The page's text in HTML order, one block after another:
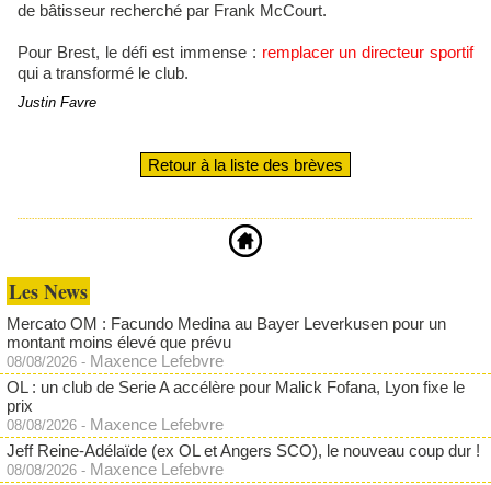
de bâtisseur recherché par Frank McCourt.
Pour Brest, le défi est immense : remplacer un directeur sportif
qui a transformé le club.
Justin Favre
Retour à la liste des brèves
Les News
Mercato OM : Facundo Medina au Bayer Leverkusen pour un
montant moins élevé que prévu
08/08/2026 - Maxence Lefebvre
OL : un club de Serie A accélère pour Malick Fofana, Lyon fixe le
prix
08/08/2026 - Maxence Lefebvre
Jeff Reine-Adélaïde (ex OL et Angers SCO), le nouveau coup dur !
08/08/2026 - Maxence Lefebvre